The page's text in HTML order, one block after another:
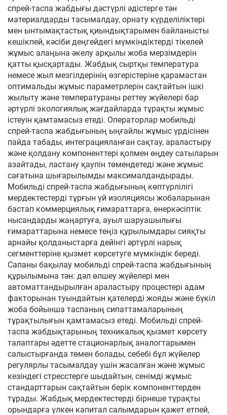
спрей-таспа жабдығы дәстүрлі әдістерге тән
материалдарды тасымалдау, орнату күрделіліктері
мен ынтымақтастық қиындықтарымен байланысты
кешікпей, кәсіби деңгейдегі мүмкіндіктерді тікелей
жұмыс алаңына әкелу арқылы жоба мерзімдерін
қатты қысқартады. Жабдық сыртқы температура
немесе жыл мезгілдерінің өзгерістеріне қарамастан
оптимальды жұмыс параметрлерін сақтайтын ішкі
жылыту және температураны реттеу жүйелері бар
әртүрлі экологиялық жағдайларда тұрақты жұмыс
істеуін қамтамасыз етеді. Операторлар мобильді
спрей-таспа жабдығының ыңғайлы жұмыс үрдісінен
пайда табады, интеграцияланған сақтау, араластыру
және қолдану компоненттері қолмен өңдеу сатыларын
азайтады, ластану қаупін төмендетеді және жұмыс
сағатына шығарылымды максималдандырады.
Мобильді спрей-таспа жабдығының көптүрлілігі
мердектестерді тұрғын үй изоляциясы жобаларынан
бастап коммерциялық ғимараттарға, өнеркәсіптік
нысандарды жаңартуға, ауыл шаруашылығы
ғимараттарына немесе теңіз құрылымдары сияқты
арнайы қолданыстарға дейінгі әртүрлі нарық
сегменттеріне қызмет көрсетуге мүмкіндік береді.
Сапаны бақылау мобильді спрей-таспа жабдығының
құрылымына тән: дәл өлшеу жүйелері мен
автоматтандырылған араластыру процестері адам
факторынан туындайтын қателерді жояды және бүкіл
жоба бойынша таспаның сипаттамаларының
тұрақтылығын қамтамасыз етеді. Мобильді спрей-
таспа жабдықтарының техникалық қызмет көрсету
талаптары әдетте стационарлық аналогтарымен
салыстырғанда төмен болады, себебі бұл жүйелер
регулярлы тасымалдау үшін жасалған және жұмыс
кезіндегі стресстерге шыдайтын, сенімді жұмыс
стандарттарын сақтайтын берік компоненттерден
тұрады. Жабдық мердектестерді бірнеше тұрақты
орындарға үлкен капитал салымдарын қажет етпей,